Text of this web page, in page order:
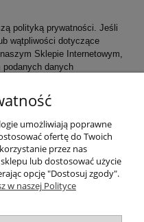
polityką prywatności. Jeśli
wątpliwości dotyczące
Sklepie Internetowym,
danych
umożliwiają poprawne
ofertę do Twoich
przez nas
lub dostosować użycie
opcję "Dostosuj zgody".
w naszej Polityce